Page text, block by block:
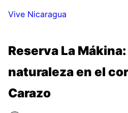
Vive Nicaragua
Reserva La
naturaleza en el
Carazo